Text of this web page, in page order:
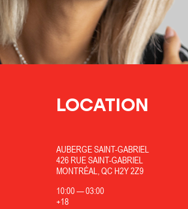
LOCATION
AUBERGE SAINT-GABRIEL
426 RUE SAINT-GABRIEL
MONTRÉAL, QC H2Y 2Z9
10:00—03:00
+18